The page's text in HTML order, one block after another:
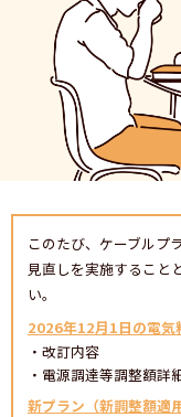
このたび、ケーブルプ
見直しを実施すること
い。
2026年12月1日の電気
・改訂内容
・電源調達等調整額詳
新プラン（新調整額適